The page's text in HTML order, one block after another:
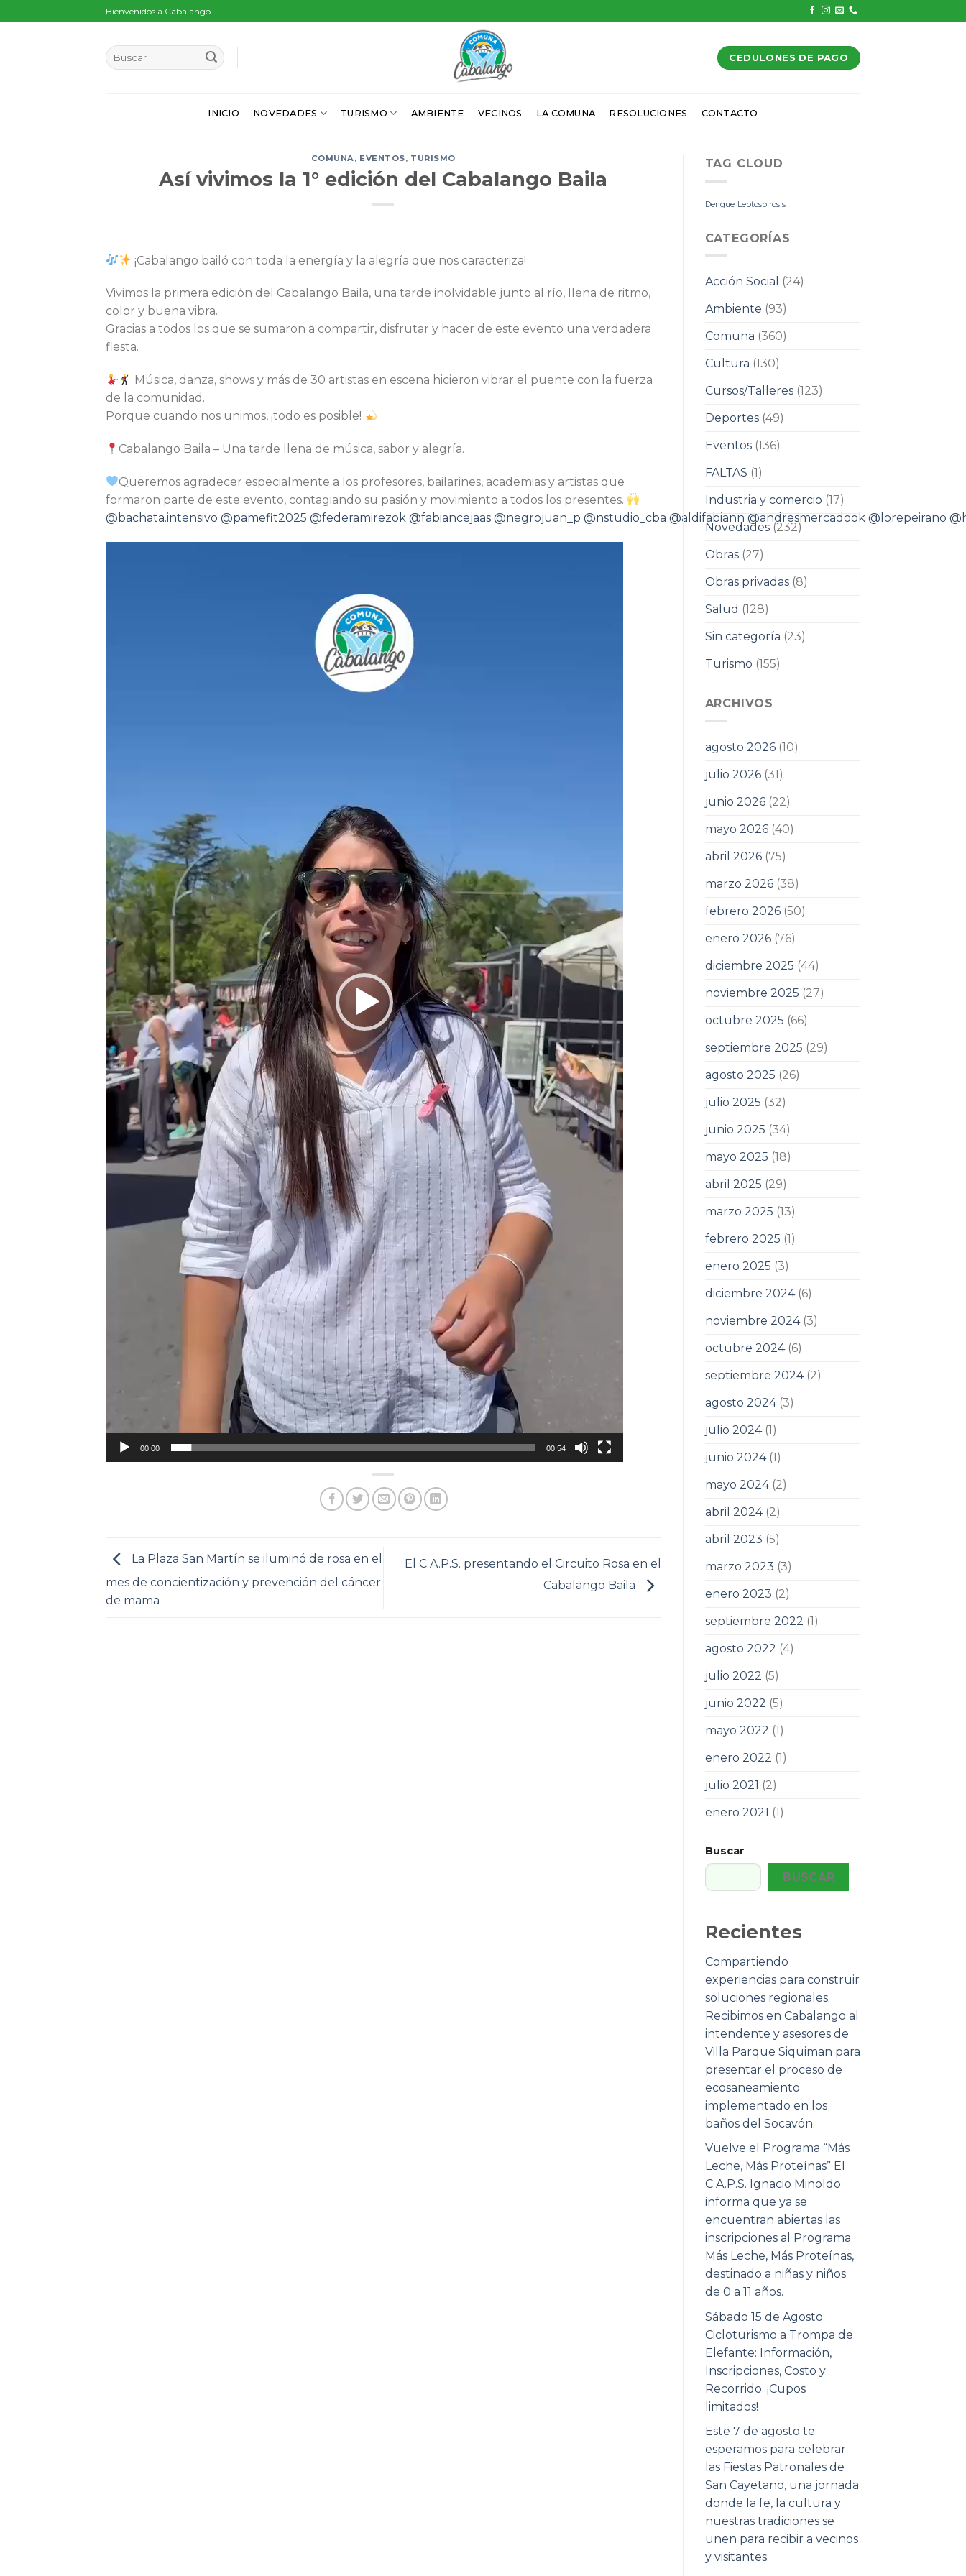
to
Bienvenidos a Cabalango
CEDULONES DE PAGO
INICIO NOVEDADES TURISMO AMBIENTE VECINOS LA COMUNA RESOLUCIONES CONTACTO
COMUNA, EVENTOS, TURISMO
Así vivimos la 1° edición del Cabalango Baila
¡Cabalango bailó con toda la energía y la alegría que nos caracteriza!
Vivimos la primera edición del Cabalango Baila, una tarde inolvidable junto al río, llena de ritmo,
color y buena vibra.
Gracias a todos los que se sumaron a compartir, disfrutar y hacer de este evento una verdadera
fiesta.
Música, danza, shows y más de 30 artistas en escena hicieron vibrar el puente con la fuerza
de la comunidad.
Porque cuando nos unimos, ¡todo es posible!
Cabalango Baila – Una tarde llena de música, sabor y alegría.
Queremos agradecer especialmente a los profesores, bailarines, academias y artistas que
formaron parte de este evento, contagiando su pasión y movimiento a todos los presentes.
@bachata.intensivo @pamefit2025 @federamirezok @fabiancejaas @negrojuan_p @nstudio_cba @aldifabiann @andresmercadook @lorepeirano
00:00 00:54
La Plaza San Martín se iluminó de rosa en el
mes de concientización y prevención del cáncer
de mama
El C.A.P.S. presentando el Circuito Rosa en el
Cabalango Baila
TAG CLOUD
Dengue Leptospirosis
CATEGORÍAS
Acción Social
(24)
Ambiente (93)
Comuna (360)
Cultura (130)
Cursos/Talleres(123)
Deportes(49)
Eventos(136)
FALTAS (1)
Industria y comercio (17)
Novedades(232)
Obras(27)
Obras privadas(8)
Salud (128)
Sin categoría (23)
Turismo (155)
ARCHIVOS
agosto 2026(10)
julio 2026(31)
junio 2026(22)
mayo 2026(40)
abril 2026(75)
marzo 2026(38)
febrero 2026(50)
enero 2026(76)
diciembre 2025 (44)
noviembre 2025 (27)
octubre 2025 (66)
septiembre 2025 (29)
agosto 2025 (26)
julio 2025 (32)
junio 2025 (34)
mayo 2025 (18)
abril 2025 (29)
marzo 2025 (13)
febrero 2025 (1)
enero 2025 (3)
diciembre 2024(6)
noviembre 2024(3)
octubre 2024(6)
septiembre 2024(2)
agosto 2024(3)
julio 2024(1)
junio 2024(1)
mayo 2024(2)
abril 2024(2)
abril 2023 (5)
marzo 2023 (3)
enero 2023 (2)
septiembre 2022 (1)
agosto 2022 (4)
julio 2022 (5)
junio 2022 (5)
mayo 2022 (1)
enero 2022 (1)
julio 2021 (2)
enero 2021 (1)
Buscar
BUSCAR
Recientes
Compartiendo
experiencias para construir
soluciones regionales.
Recibimos en Cabalango al
intendente y asesores de
Villa Parque Siquiman para
presentar el proceso de
ecosaneamiento
implementado en los
baños del Socavón.
Vuelve el Programa “Más
Leche, Más Proteínas” El
C.A.P.S. Ignacio Minoldo
informa que ya se
encuentran abiertas las
inscripciones al Programa
Más Leche, Más Proteínas,
destinado a niñas y niños
de 0 a 11 años.
Sábado 15 de Agosto
Cicloturismo a Trompa de
Elefante: Información,
Inscripciones, Costo y
Recorrido. ¡Cupos
limitados!
Este 7 de agosto te
esperamos para celebrar
las Fiestas Patronales de
San Cayetano, una jornada
donde la fe, la cultura y
nuestras tradiciones se
unen para recibir a vecinos
y visitantes.